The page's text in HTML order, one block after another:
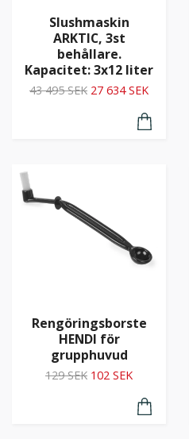
Slushmaskin
ARKTIC, 3st
behållare.
Kapacitet: 3x12 liter
43 495 SEK 27 634 SEK
Rengöringsborste
HENDI för
grupphuvud
129 SEK 102 SEK